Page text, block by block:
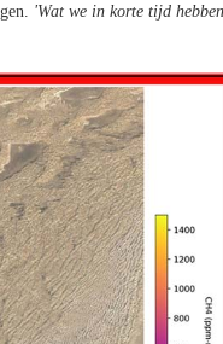
'Wat we in korte tijd hebben